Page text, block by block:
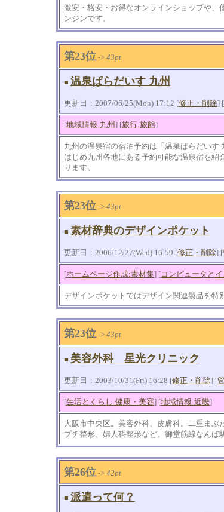
激安・格安・お得なオンラインショップや
ンジンです。
第23位-> 43pt
■ 温泉ぱらだいす 九州
更新日：2007/06/25(Mon) 17:12 [修正・削除] [
[地域情報:九州 ] [旅行:旅館]
九州の温泉宿の宿泊予約は「温泉ぱらだい
はじめ九州各地にある予約可能な温泉宿を
ります。
第23位-> 43pt
■ 素材辞典のデザインポケット
更新日：2006/12/27(Wed) 16:59 [修正・削除] [
[ホームページ作成:素材集] [コンピュータと
デザインポケットではデザイン関連製品を特
第23位-> 43pt
■ 美容外科 星光クリニック
更新日：2003/10/31(Fri) 16:28 [修正・削除] [
[生活とくらし:健康・美容] [地域情報:近畿]
大阪市中央区。美容外科、皮膚科。二重まぶ
プチ整形、婦人科整形など。御堂筋線なんば
第26位-> 42pt
■ 派遣って何？